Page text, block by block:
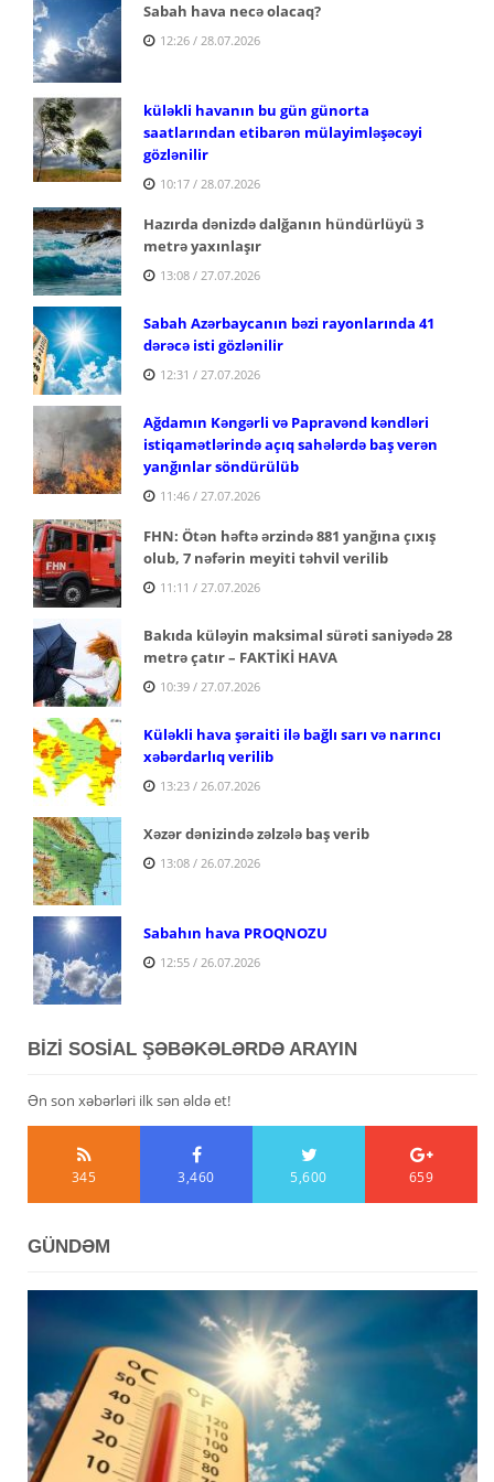
Sabah hava necə olacaq?
12:26 / 28.07.2026
küləkli havanın bu gün günorta
saatlarından etibarən mülayimləşəcəyi
gözlənilir
10:17 / 28.07.2026
Hazırda dənizdə dalğanın hündürlüyü 3
metrə yaxınlaşır
13:08 / 27.07.2026
Sabah Azərbaycanın bəzi rayonlarında 41
dərəcə isti gözlənilir
12:31 / 27.07.2026
Ağdamın Kəngərli və Papravənd kəndləri
istiqamətlərində açıq sahələrdə baş verən
yanğınlar söndürülüb
11:46 / 27.07.2026
FHN: Ötən həftə ərzində 881 yanğına çıxış
olub, 7 nəfərin meyiti təhvil verilib
11:11 / 27.07.2026
Bakıda küləyin maksimal sürəti saniyədə 28
metrə çatır – FAKTİKİ HAVA
10:39 / 27.07.2026
Küləkli hava şəraiti ilə bağlı sarı və narıncı
xəbərdarlıq verilib
13:23 / 26.07.2026
Xəzər dənizində zəlzələ baş verib
13:08 / 26.07.2026
Sabahın hava PROQNOZU
12:55 / 26.07.2026
BİZİ SOSİAL ŞƏBƏKƏLƏRDƏ ARAYIN
Ən son xəbərləri ilk sən əldə et!
345 3,460 5,600 659
GÜNDƏM